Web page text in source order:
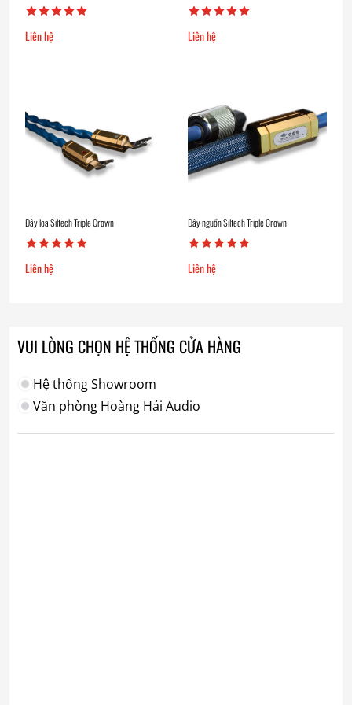
Liên hệ Liên hệ
Dây loa Siltech Triple Crown
Liên hệ
Dây nguồn Siltech Triple Crown
Liên hệ
VUI LÒNG CHỌN HỆ THỐNG CỬA HÀNG
Hệ thống Showroom
Văn phòng Hoàng Hải Audio